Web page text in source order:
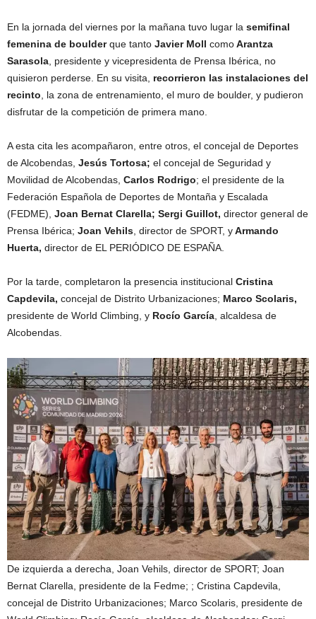
En la jornada del viernes por la mañana tuvo lugar la semifinal
femenina de boulderque tanto Javier Moll comoArantza
Sarasola , presidente y vicepresidenta de Prensa Ibérica, no
quisieron perderse. En su visita,
recorrieron las instalaciones del
recinto , la zona de entrenamiento, el muro de boulder, y pudieron
disfrutar de la competición de primera mano.
A esta cita les acompañaron, entre otros, el concejal de Deportes
de Alcobendas, Jesús Tortosa; el concejal de Seguridad y
Movilidad de Alcobendas, Carlos Rodrigo; el presidente de la
Federación Española de Deportes de Montaña y Escalada
(FEDME), Joan Bernat Clarella; Sergi Guillot, director general de
Prensa Ibérica; Joan Vehils , director de SPORT, yArmando
Huerta, director de EL PERIÓDICO DE ESPAÑA.
Por la tarde, completaron la presencia institucional Cristina
Capdevila, concejal de Distrito Urbanizaciones; Marco Scolaris,
presidente de World Climbing, y Rocío García , alcaldesa de
Alcobendas.
De izquierda a derecha, Joan Vehils, director de SPORT; Joan
Bernat Clarella, presidente de la Fedme; ; Cristina Capdevila,
concejal de Distrito Urbanizaciones; Marco Scolaris, presidente de